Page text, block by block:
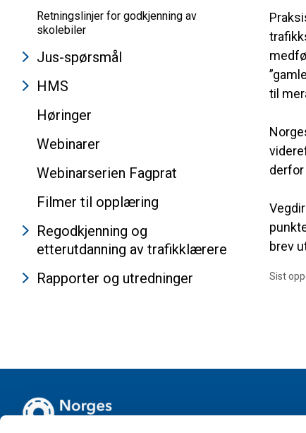
til
brev
Sist
Retningslinjer for godkjenning av
skolebiler
Jus-spørsmål
HMS
Høringer
Webinarer
Webinarserien Fagprat
Filmer til opplæring
Regodkjenning og
etterutdanning av trafikklærere
Rapporter og utredninger